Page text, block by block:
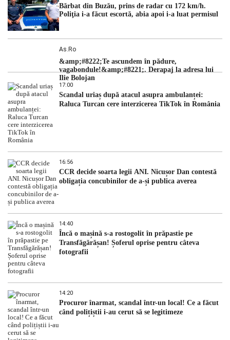
Bărbat din Buzău, prins de radar cu 172 km/h.
Poliţia i-a făcut escortă, abia apoi i-a luat permisul
As.ro
&amp;#8222;Te ascundem în pădure,
vagabondule!&amp;#8221;. Derapaj la adresa lui
Ilie Bolojan
17:00
Scandal uriaș după atacul asupra ambulanței:
Raluca Turcan cere interzicerea TikTok în România
16:56
CCR decide soarta legii ANI. Nicușor Dan contestă
obligația concubinilor de a-și publica averea
14:40
Încă o mașină s-a rostogolit în prăpastie pe
Transfăgărășan! Șoferul oprise pentru câteva
fotografii
14:20
Procuror înarmat, scandal într-un local! Ce a făcut
când polițiștii i-au cerut să se legitimeze